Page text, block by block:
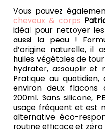
Vous pouvez
cheveux & corps
idéal pour nettoyer
aussi la peau !
d’origine naturelle, il
huiles végétales de
hydrater, assouplir et
Pratique au
environ deux flacons
200ml. Sans silicone,
usage fréquent et est
alternative éco-
routine efficace et zéro